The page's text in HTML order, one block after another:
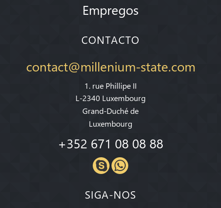
Empregos
CONTACTO
contact@millenium-state.com
1. rue Phillipe II
L-2340 Luxembourg
Grand-Duché de
Luxembourg
+352 671 08 08 88
SIGA-NOS